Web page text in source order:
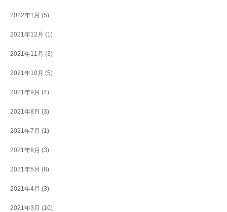
2022年1月 (5)
2021年12月 (1)
2021年11月 (3)
2021年10月 (5)
2021年9月 (4)
2021年8月 (3)
2021年7月 (1)
2021年6月 (3)
2021年5月 (8)
2021年4月 (3)
2021年3月 (10)